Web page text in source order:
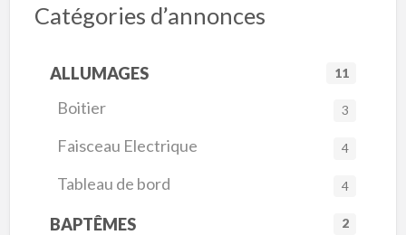
Catégories d’annonces
ALLUMAGES 11
Boitier 3
Faisceau Electrique 4
Tableau de bord 4
BAPTÊMES 2